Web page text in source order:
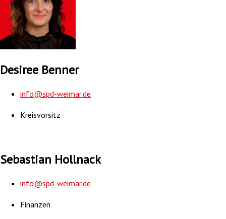
Desiree Benner
info@spd-weimar.de
Kreisvorsitz
Sebastian Hollnack
info@spd-weimar.de
Finanzen